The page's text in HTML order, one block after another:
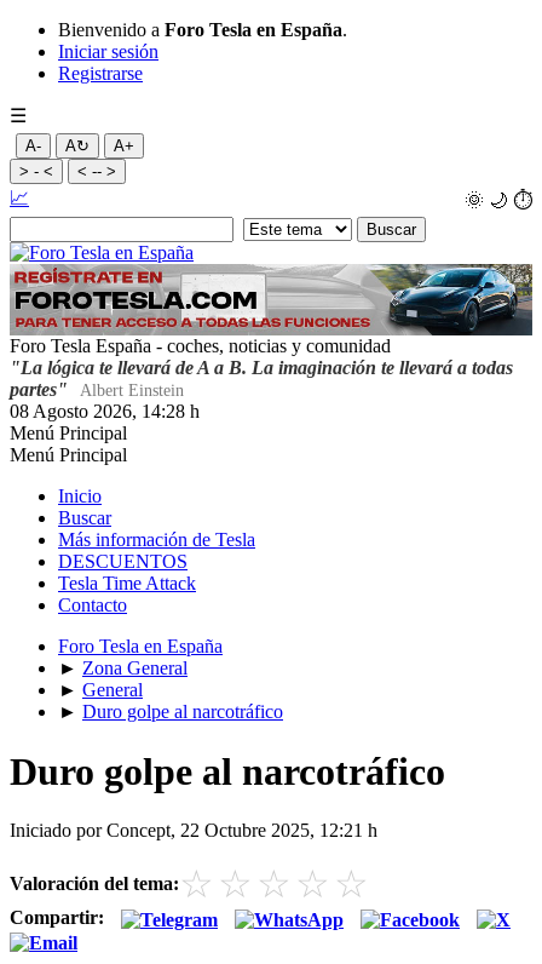
Bienvenido a Foro Tesla en España.
Iniciar sesión
Registrarse
☰
A- A↻
A+
> - <
< -- >
🌞 🌙 ⏱️
📈
Foro Tesla España - coches, noticias y comunidad
"La lógica te llevará de A a B. La imaginación te llevará a todas
partes"
Albert Einstein
08 Agosto 2026, 14:28 h
Menú Principal
Menú Principal
Inicio
Buscar
Más información de Tesla
DESCUENTOS
Tesla Time Attack
Contacto
Foro Tesla en España
► Zona General
► General
► Duro golpe al narcotráfico
Duro golpe al narcotráfico
Iniciado por Concept, 22 Octubre 2025, 12:21 h
Valoración del tema: ☆ ☆ ☆ ☆ ☆
Compartir: